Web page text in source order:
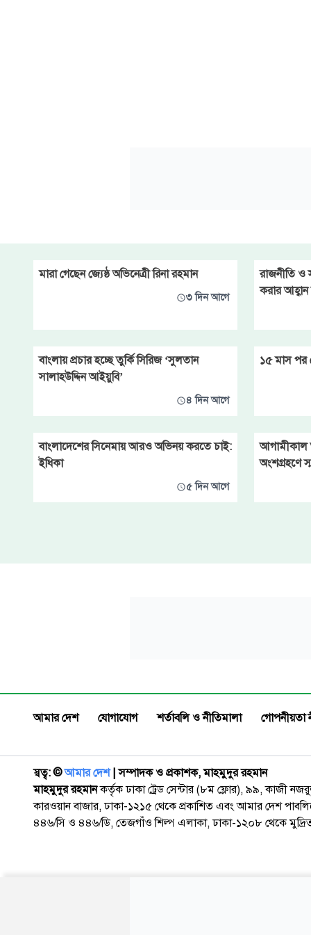
মারা গেছেন জ্যেষ্ঠ অভিনেত্রী রিনা রহমান
৩ দিন আগে
রাজনীতি ও
করার আহ্বান
বাংলায় প্রচার হচ্ছে তুর্কি সিরিজ ‘সুলতান
সালাহউদ্দিন আইয়ুবি’
৪ দিন আগে
১৫ মাস পর
বাংলাদেশের সিনেমায় আরও অভিনয় করতে চাই:
ইধিকা
৫ দিন আগে
আগামীকাল
অংশগ্রহণে
আমার দেশ যোগাযোগ শর্তাবলি ও নীতিমালা গোপনীয়তা
স্বত্ব: ©️আমার দেশ| সম্পাদক ও প্রকাশক, মাহমুদুর রহমান
মাহমুদুর রহমানকর্তৃক ঢাকা ট্রেড সেন্টার (৮ম ফ্লোর), ৯৯, কাজী
কারওয়ান বাজার, ঢাকা-১২১৫ থেকে প্রকাশিত এবং আমার দেশ
৪৪৬/সি ও ৪৪৬/ডি, তেজগাঁও শিল্প এলাকা, ঢাকা-১২০৮ থেকে